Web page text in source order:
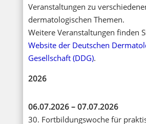
Veranstaltungen zu
dermatologischen Themen.
Weitere Veranstaltungen finden
Website der Deutschen
Gesellschaft (DDG).
2026
06.07.2026 – 07.07.2026
30. Fortbildungswoche für